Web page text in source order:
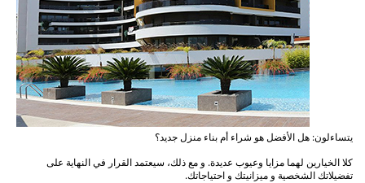
يتساءلون: هل الأفضل هو شراء أم بناء منزل جديد؟
كلا الخيارين لهما مزايا وعيوب عديدة. و مع ذلك، سيعتمد القرار في النهاية على
تفضيلاتك الشخصية و ميزانيتك و احتياجاتك.